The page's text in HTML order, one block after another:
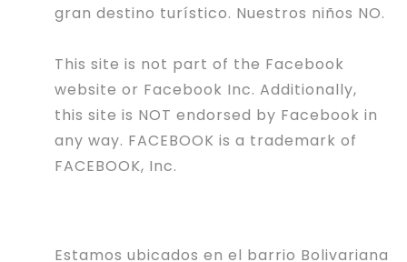
gran destino turístico. Nuestros niños NO.
This site is not part of the Facebook
website or Facebook Inc. Additionally,
this site is NOT endorsed by Facebook in
any way. FACEBOOK is a trademark of
FACEBOOK, Inc.
Estamos ubicados en el barrio Bolivariana